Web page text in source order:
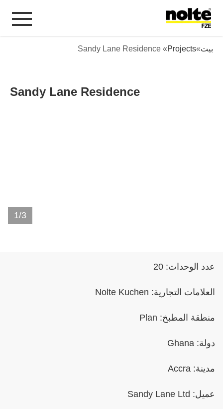
Sandy Lane Residence
بيت»
Projects
» Sandy Lane Residence
Sandy Lane Residence
1/3
عدد الوحدات:
العلامات التجارية:
منطقة المطبخ:
دولة:
مدينة:
عميل: